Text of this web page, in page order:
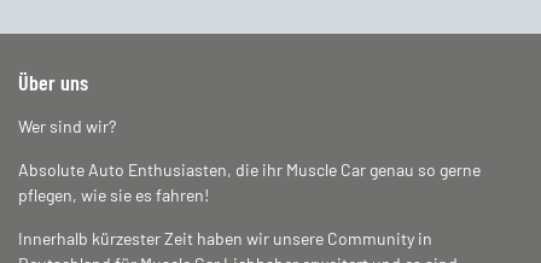
Über uns
Wer sind wir?
Absolute Auto Enthusiasten, die ihr Muscle Car genau so gerne
pflegen, wie sie es fahren!
Innerhalb kürzester Zeit haben wir unsere Community in